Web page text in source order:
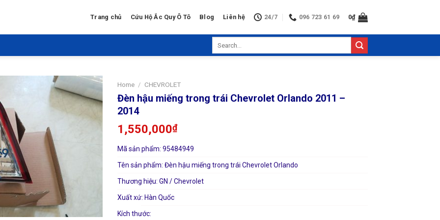
Trang chủ Cứu Hộ Ắc Quy Ô Tô Blog Liên hệ 24/7 096 723 61 69 0₫
Home / CHEVROLET
Đèn hậu miếng trong trái Chevrolet Orlando 2011 –
2014
1,550,000₫
Mã sản phẩm: 95484949
Tên sản phẩm: Đèn hậu miếng trong trái Chevrolet Orlando
Thương hiệu: GN / Chevrolet
Xuất xứ: Hàn Quốc
Kích thước: